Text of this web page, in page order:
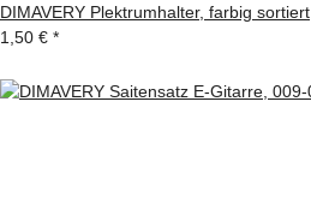
DIMAVERY Plektrumhalter, farbig sortiert
1,50 € *